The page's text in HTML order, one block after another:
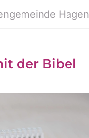
Hagen
der Bibel